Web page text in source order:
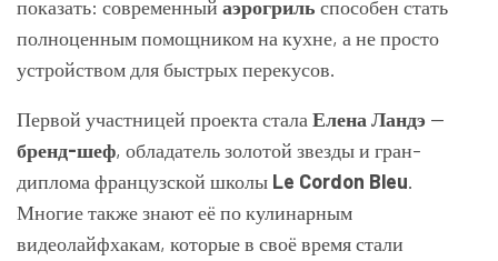
показать: современный аэрогриль способен стать
полноценным помощником на кухне, а не просто
устройством для быстрых перекусов.
Первой участницей проекта стала Елена Ландэ —
бренд-шеф, обладатель золотой звезды и гран-
диплома французской школы Le Cordon Bleu.
Многие также знают её по кулинарным
видеолайфхакам, которые в своё время стали